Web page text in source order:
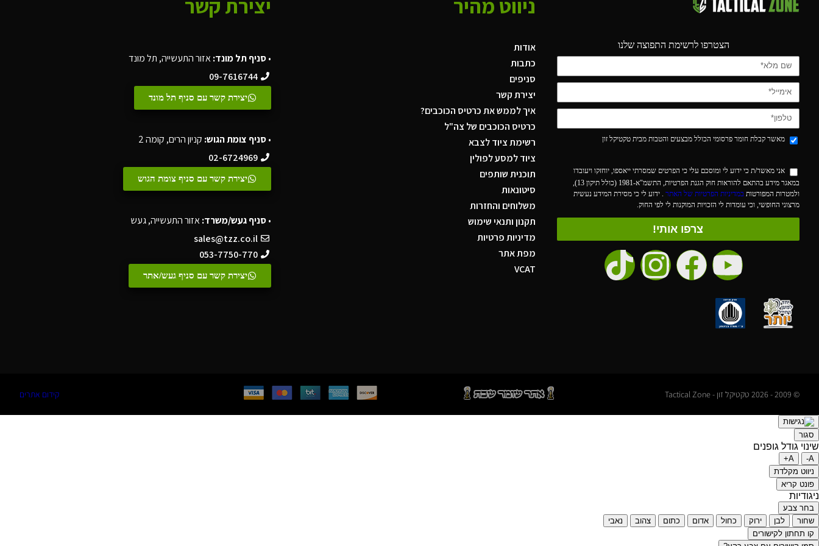
הצטרפו לרשימת התפוצה שלנו
מאשר קבלת חומר פרסומי הכולל מבצעים והטבות מבית טקטיקל זון
אני מאשר/ת כי ידוע לי ומוסכם עלי כי הפרטים שמסרתי ייאספו, יוחזקו ויעובדו
במאגר מידע בהתאם להוראות חוק הגנת הפרטיות, התשמ"א-1981 (כולל תיקון 13),
ולמטרות המפורטות במדיניות הפרטיות של האתר
. ידוע לי כי מסירת המידע נעשית
מרצוני החופשי, וכי עומדות לי הזכויות המוקנות לי לפי החוק.
צרפו אותי!
ניווט מהיר
אודות
כתבות
סניפים
יצירת קשר
איך לממש את כרטיס הכוכבים?
כרטיס הכוכבים של צה"ל
רשימת ציוד לצבא
ציוד למסע לפולין
תוכנית שותפים
סיטונאות
משלוחים והחזרות
תקנון ותנאי שימוש
מדיניות פרטיות
מפת אתר
VCAT
יצירת קשר
•סניף תל מונד:אזור התעשייה, תל מונד
09-7616744
יצירת קשר עם סניף תל מונד
•סניף צומת הגוש: קניון הרים, קומה 2
02-6724969
יצירת קשר עם סניף צומת הגוש
•סניף געש/משרד:אזור התעשייה, געש
sales@tzz.co.il
053-7750-770
יצירת קשר עם סניף געש/אתר
© 2009 - 2026 טקטיקל זון - Tactical Zone קידום אתרים
סגור
שינוי גודל גופנים
A-
A+
ניווט מקלדת
פונט קריא
ניגודיות
בחר צבע
שחור
לבן ירוק כחול אדום כתום צהוב
נאבי
קו תחתון לקישורים